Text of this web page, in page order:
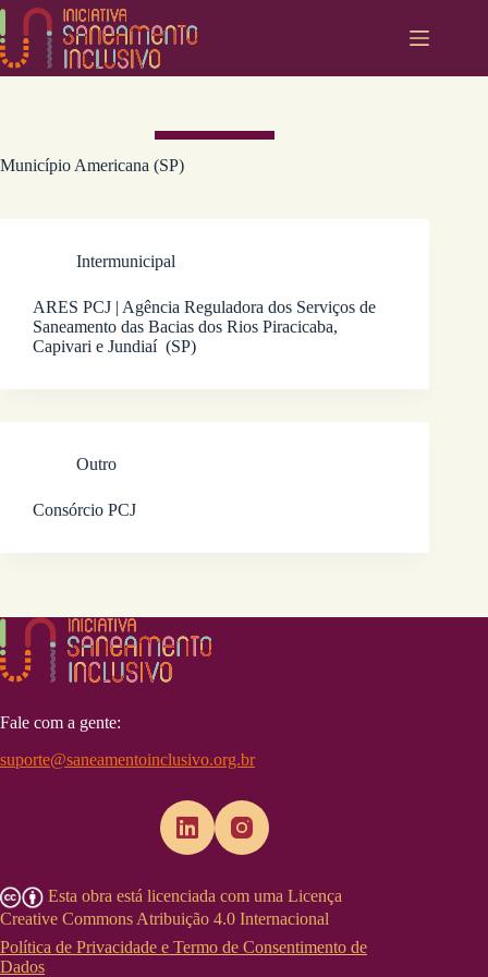
Pular
o
conteúdo
Município Americana (SP)
Intermunicipal
ARES PCJ | Agência Reguladora dos Serviços de
Saneamento das Bacias dos Rios Piracicaba,
Capivari e Jundiaí (SP)
Outro
Consórcio PCJ
Fale com a gente:
suporte@saneamentoinclusivo.org.br
Esta obra está licenciada com uma Licença
Creative Commons Atribuição 4.0 Internacional
Política de Privacidade e Termo de Consentimento de
Dados